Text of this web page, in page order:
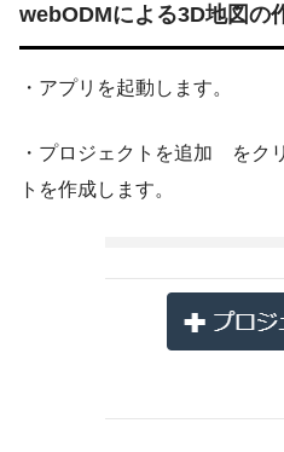
webODMによる3D地図の
・アプリを起動します。
・プロジェクトを追加 をク
トを作成します。